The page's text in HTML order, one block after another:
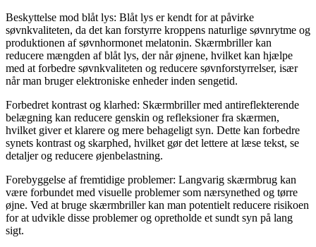
Beskyttelse mod blåt lys: Blåt lys er kendt for at påvirke
søvnkvaliteten, da det kan forstyrre kroppens naturlige søvnrytme og
produktionen af søvnhormonet melatonin. Skærmbriller kan
reducere mængden af blåt lys, der når øjnene, hvilket kan hjælpe
med at forbedre søvnkvaliteten og reducere søvnforstyrrelser, især
når man bruger elektroniske enheder inden sengetid.
Forbedret kontrast og klarhed: Skærmbriller med antireflekterende
belægning kan reducere genskin og refleksioner fra skærmen,
hvilket giver et klarere og mere behageligt syn. Dette kan forbedre
synets kontrast og skarphed, hvilket gør det lettere at læse tekst, se
detaljer og reducere øjenbelastning.
Forebyggelse af fremtidige problemer: Langvarig skærmbrug kan
være forbundet med visuelle problemer som nærsynethed og tørre
øjne. Ved at bruge skærmbriller kan man potentielt reducere risikoen
for at udvikle disse problemer og opretholde et sundt syn på lang
sigt.